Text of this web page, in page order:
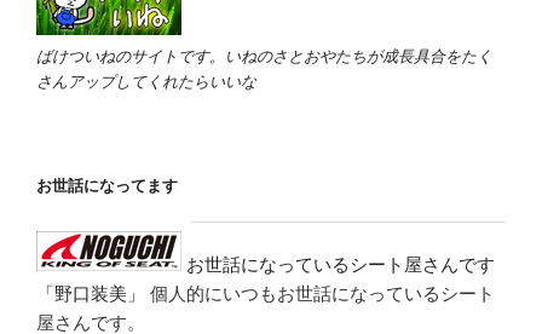
ばけついねのサイトです。いねのさとおやたちが成長具合をたく
さんアップしてくれたらいいな
お世話になってます
お世話になっているシート屋さんです
「野口装美」
個人的にいつもお世話になっているシート
屋さんです。